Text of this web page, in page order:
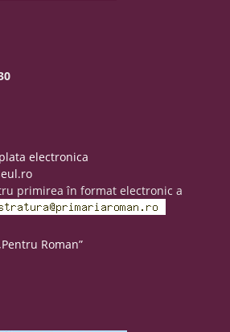
electronica
primirea în format electronic a
Roman”